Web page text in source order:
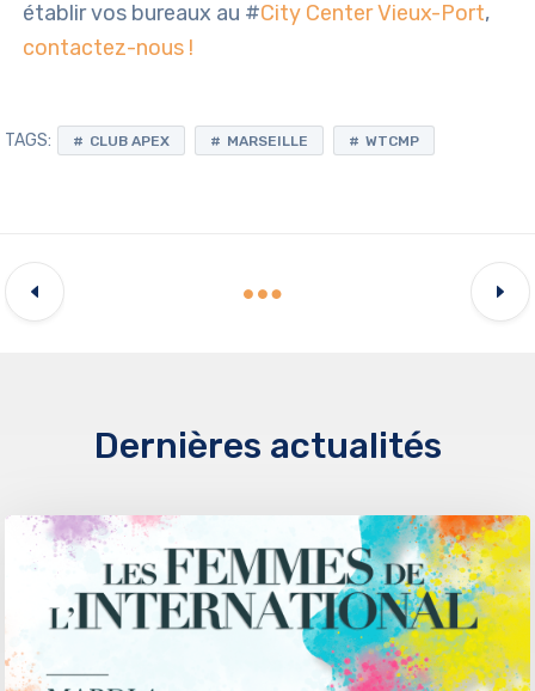
établir vos bureaux au #City Center Vieux-Port,
contactez-nous !
TAGS: CLUB APEX MARSEILLE WTCMP
Dernières actualités